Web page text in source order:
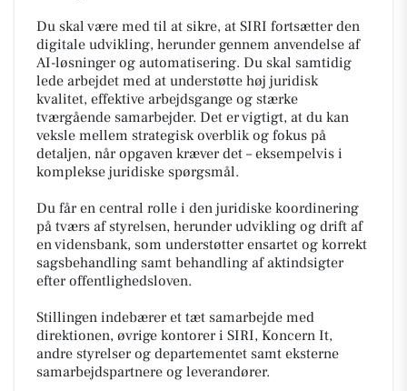
Du skal være med til at sikre, at SIRI fortsætter den
digitale udvikling, herunder gennem anvendelse af
AI-løsninger og automatisering. Du skal samtidig
lede arbejdet med at understøtte høj juridisk
kvalitet, effektive arbejdsgange og stærke
tværgående samarbejder. Det er vigtigt, at du kan
veksle mellem strategisk overblik og fokus på
detaljen, når opgaven kræver det – eksempelvis i
komplekse juridiske spørgsmål.
Du får en central rolle i den juridiske koordinering
på tværs af styrelsen, herunder udvikling og drift af
en vidensbank, som understøtter ensartet og korrekt
sagsbehandling samt behandling af aktindsigter
efter offentlighedsloven.
Stillingen indebærer et tæt samarbejde med
direktionen, øvrige kontorer i SIRI, Koncern It,
andre styrelser og departementet samt eksterne
samarbejdspartnere og leverandører.